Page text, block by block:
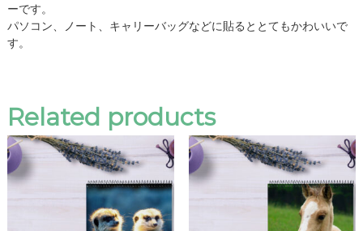
q
u
a
t
y
ーです。
パソコン、ノート、キャリーバッグなどに貼るととてもかわいいで
す。
Related products